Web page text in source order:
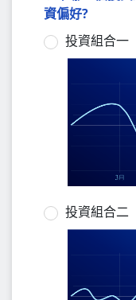
資偏好?
投資組合一
投資組合二